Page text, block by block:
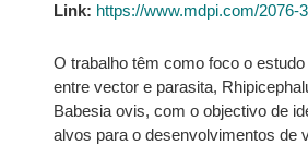
Link: https://www.mdpi.com/2076-
O trabalho têm como foco o
entre vector e parasita,
Babesia ovis, com o objectivo de
alvos para o desenvolvimentos de